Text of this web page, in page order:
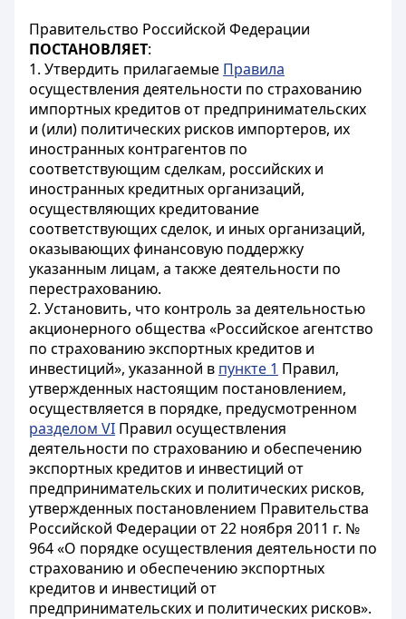
Правительство Российской Федерации
ПОСТАНОВЛЯЕТ:
1. Утвердить прилагаемые Правила
осуществления деятельности по страхованию
импортных кредитов от предпринимательских
и (или) политических рисков импортеров, их
иностранных контрагентов по
соответствующим сделкам, российских и
иностранных кредитных организаций,
осуществляющих кредитование
соответствующих сделок, и иных организаций,
оказывающих финансовую поддержку
указанным лицам, а также деятельности по
перестрахованию.
2. Установить, что контроль за деятельностью
акционерного общества «Российское агентство
по страхованию экспортных кредитов и
инвестиций», указанной в пункте 1 Правил,
утвержденных настоящим постановлением,
осуществляется в порядке, предусмотренном
разделом VI Правил осуществления
деятельности по страхованию и обеспечению
экспортных кредитов и инвестиций от
предпринимательских и политических рисков,
утвержденных постановлением Правительства
Российской Федерации от 22 ноября 2011 г. №
964 «О порядке осуществления деятельности по
страхованию и обеспечению экспортных
кредитов и инвестиций от
предпринимательских и политических рисков».